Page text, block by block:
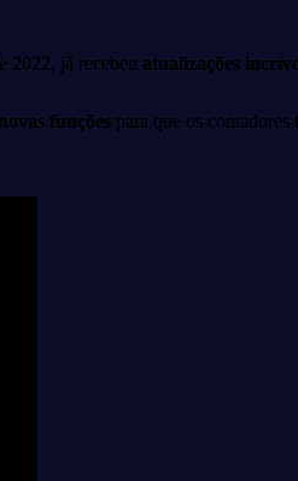
2022, já recebeu atualizações
funções para que os